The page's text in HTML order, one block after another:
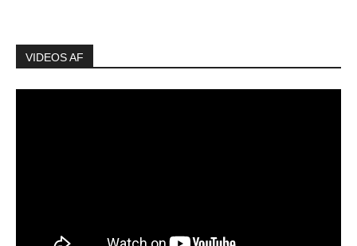
VIDEOS AF